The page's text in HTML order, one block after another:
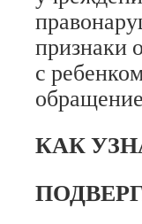
признаки
с
КАК